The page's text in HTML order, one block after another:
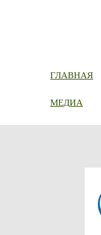
ГЛАВНАЯ
МЕДИА